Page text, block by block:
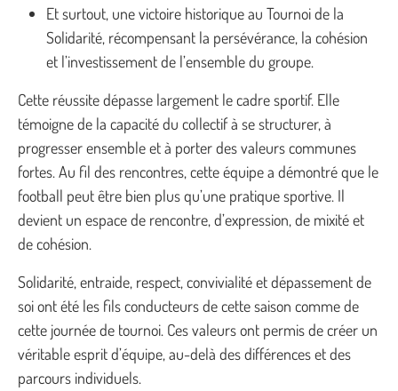
Et surtout, une victoire historique au Tournoi de la
Solidarité, récompensant la persévérance, la cohésion
et l’investissement de l’ensemble du groupe.
Cette réussite dépasse largement le cadre sportif. Elle
témoigne de la capacité du collectif à se structurer, à
progresser ensemble et à porter des valeurs communes
fortes. Au fil des rencontres, cette équipe a démontré que le
football peut être bien plus qu’une pratique sportive. Il
devient un espace de rencontre, d’expression, de mixité et
de cohésion.
Solidarité, entraide, respect, convivialité et dépassement de
soi ont été les fils conducteurs de cette saison comme de
cette journée de tournoi. Ces valeurs ont permis de créer un
véritable esprit d’équipe, au-delà des différences et des
parcours individuels.